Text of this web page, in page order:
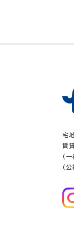
宅
賃
（
（